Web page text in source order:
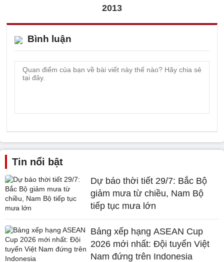
2013
Bình luận
Tin nổi bật
Dự báo thời tiết 29/7: Bắc Bộ
giảm mưa từ chiều, Nam Bộ
tiếp tục mưa lớn
Bảng xếp hạng ASEAN Cup
2026 mới nhất: Đội tuyển Việt
Nam đứng trên Indonesia